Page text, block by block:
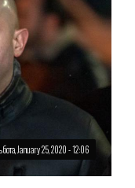
January 25, 2020 - 12:06